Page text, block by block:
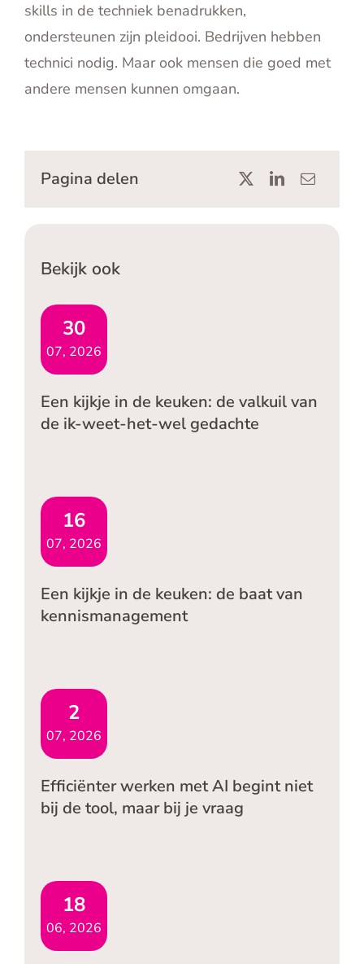
skills in de techniek benadrukken,
ondersteunen zijn pleidooi. Bedrijven hebben
technici nodig. Maar ook mensen die goed met
andere mensen kunnen omgaan.
Pagina delen
Bekijk ook
30
07, 2026
Een kijkje in de keuken: de valkuil van
de ik-weet-het-wel gedachte
16
07, 2026
Een kijkje in de keuken: de baat van
kennismanagement
2
07, 2026
Efficiënter werken met AI begint niet
bij de tool, maar bij je vraag
18
06, 2026